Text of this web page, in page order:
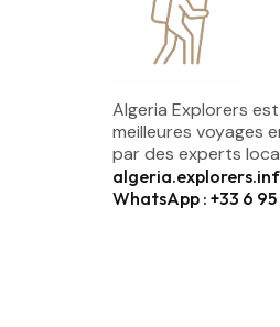
Algeria Explorers
meilleures voyages
par des experts
WhatsApp : +33 6